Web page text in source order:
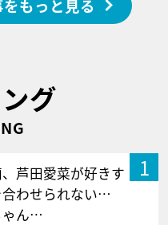
もっと見る
グ
1
芦田愛菜が好きす
合わせられない…
ゃん…